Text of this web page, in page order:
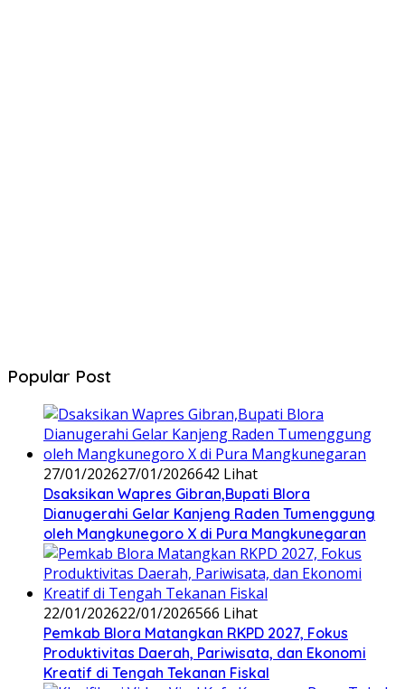
Popular Post
27/01/202627/01/2026642 Lihat
‎Dsaksikan Wapres Gibran,Bupati Blora
Dianugerahi Gelar Kanjeng Raden Tumenggung
oleh Mangkunegoro X di Pura Mangkunegaran
22/01/202622/01/2026566 Lihat
‎Pemkab Blora Matangkan RKPD 2027, Fokus
Produktivitas Daerah, Pariwisata, dan Ekonomi
Kreatif di Tengah Tekanan Fiskal